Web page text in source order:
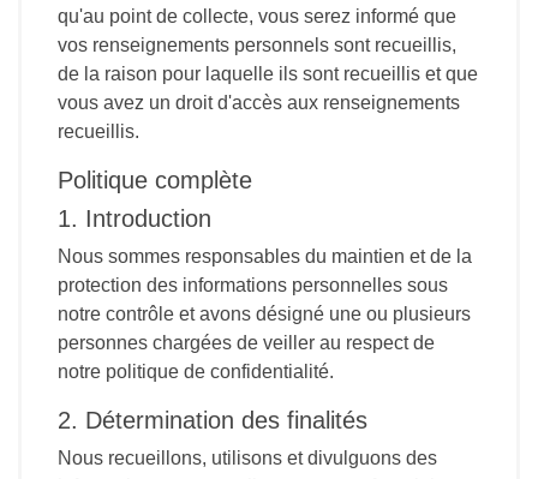
qu'au point de collecte, vous serez informé que
vos renseignements personnels sont recueillis,
de la raison pour laquelle ils sont recueillis et que
vous avez un droit d'accès aux renseignements
recueillis.
Politique complète
1. Introduction
Nous sommes responsables du maintien et de la
protection des informations personnelles sous
notre contrôle et avons désigné une ou plusieurs
personnes chargées de veiller au respect de
notre politique de confidentialité.
2. Détermination des finalités
Nous recueillons, utilisons et divulguons des